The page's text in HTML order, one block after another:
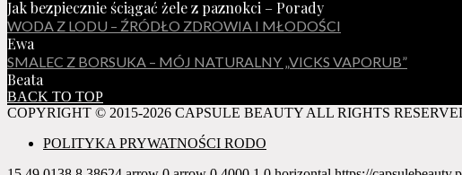
Jak bezpiecznie ściągać żele z paznokci – Porady
WODA Z LODU – ŹRÓDŁO ZDROWIA I MŁODOŚCI
Ewa
SMALEC Z BORSUKA – MÓJ NATURALNY „VICKS VAPORUB”
Beata
BACK TO TOP
COPYRIGHT © 2015-2026 CAPSULE BEAUTY ALL RIGHTS
POLITYKA PRYWATNOŚCI RODO